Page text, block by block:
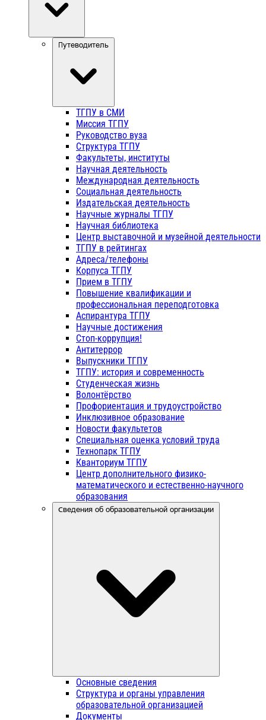
Путеводитель
ТГПУ в СМИ
Миссия ТГПУ
Руководство вуза
Структура ТГПУ
Факультеты, институты
Научная деятельность
Международная деятельность
Социальная деятельность
Издательская деятельность
Научные журналы ТГПУ
Научная библиотека
Центр выставочной и музейной деятельности
ТГПУ в рейтингах
Адреса/телефоны
Корпуса ТГПУ
Прием в ТГПУ
Повышение квалификации и
профессиональная переподготовка
Аспирантура ТГПУ
Научные достижения
Стоп-коррупция!
Антитеррор
Выпускники ТГПУ
ТГПУ: история и современность
Студенческая жизнь
Волонтёрство
Профориентация и трудоустройство
Инклюзивное образование
Новости факультетов
Специальная оценка условий труда
Технопарк ТГПУ
Кванториум ТГПУ
Центр дополнительного физико-
математического и естественно-научного
образования
Сведения об образовательной организации
Основные сведения
Структура и органы управления
образовательной организацией
Документы